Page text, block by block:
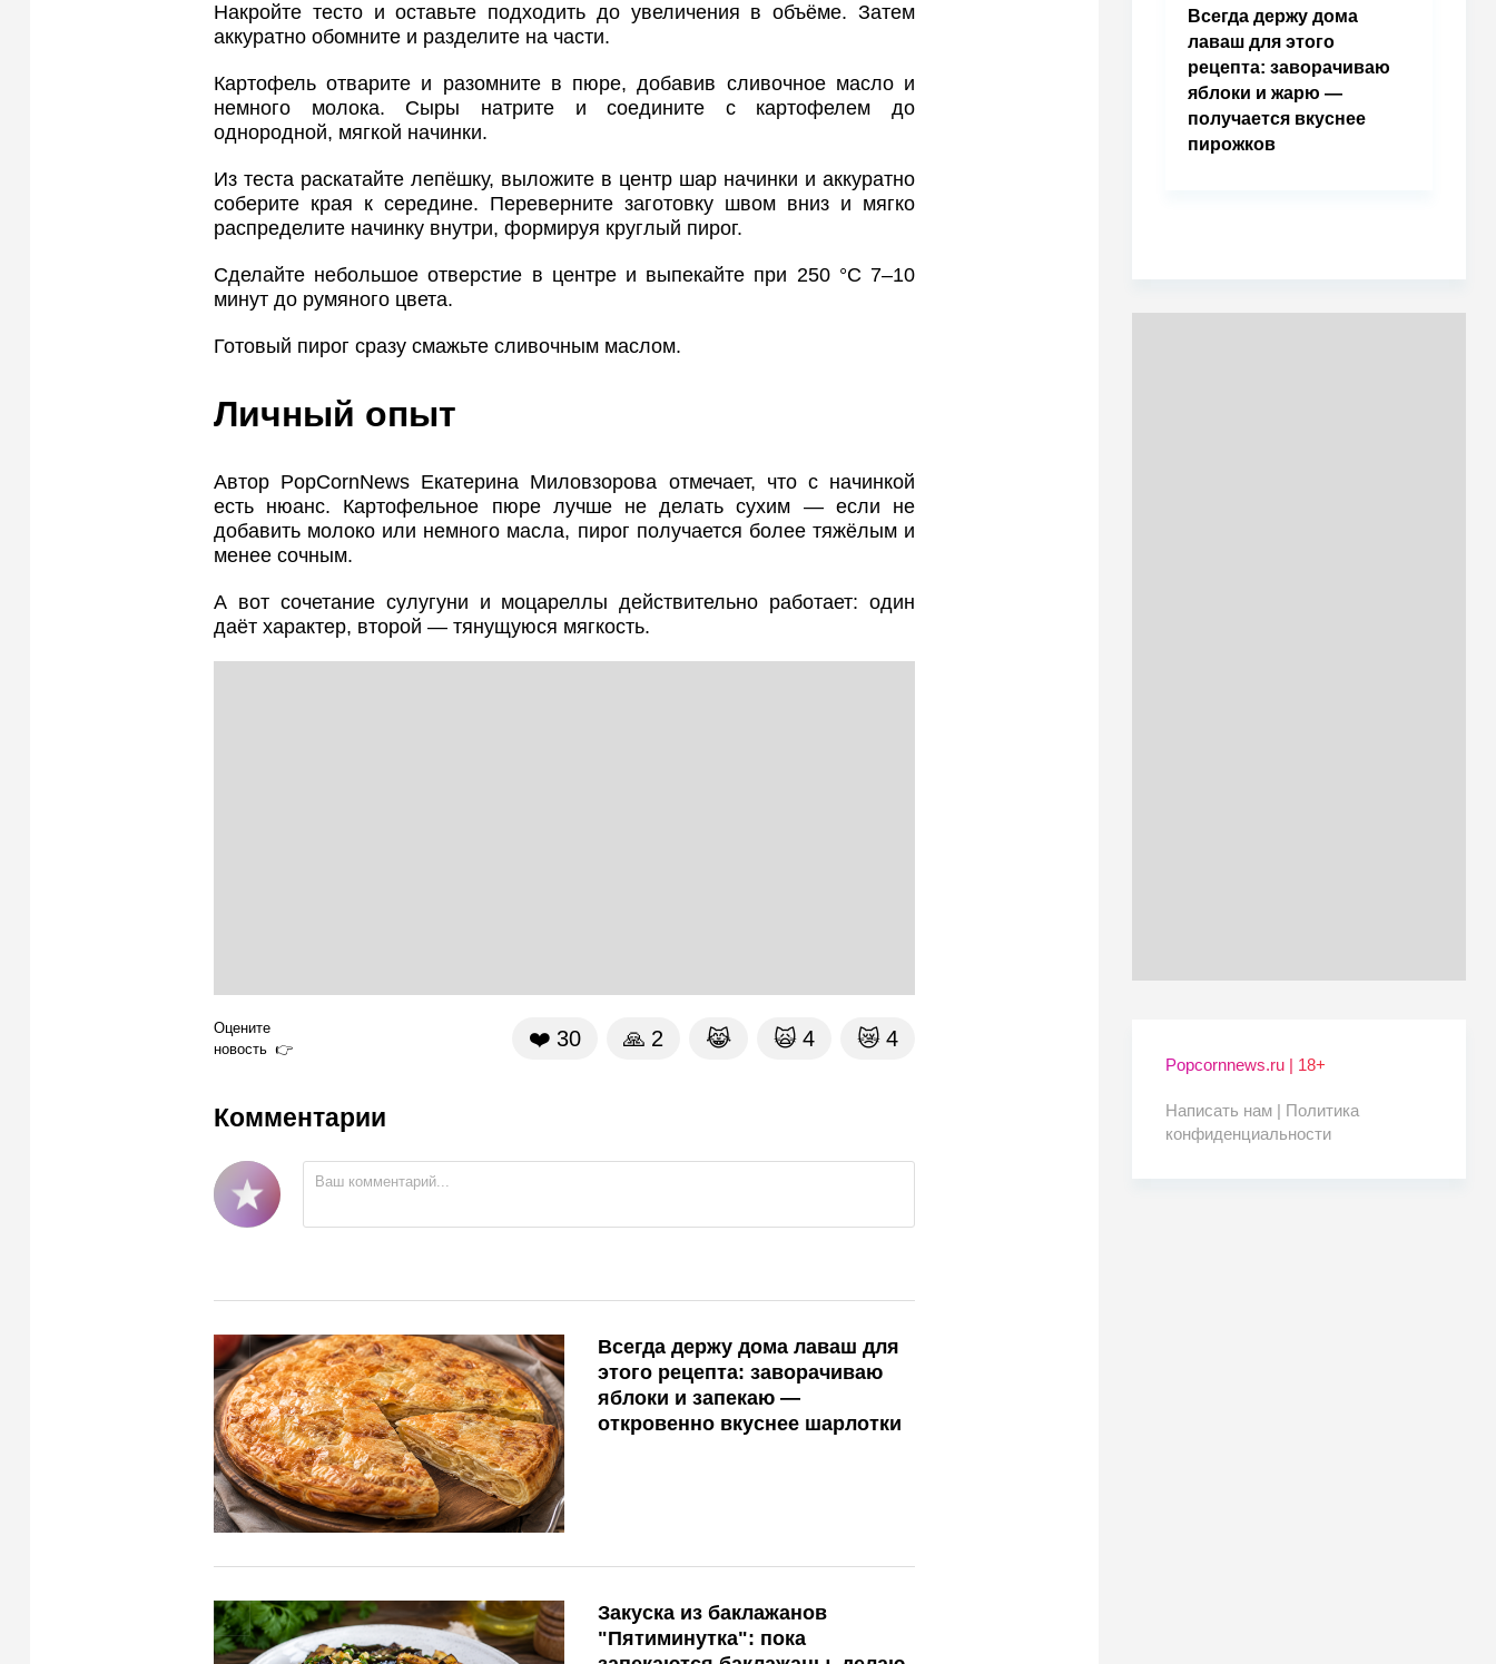
Накройте тесто и оставьте подходить до увеличения в объёме. Затем
аккуратно обомните и разделите на части.
Картофель отварите и разомните в пюре, добавив сливочное масло и
немного молока. Сыры натрите и соедините с картофелем до
однородной, мягкой начинки.
Из теста раскатайте лепёшку, выложите в центр шар начинки и аккуратно
соберите края к середине. Переверните заготовку швом вниз и мягко
распределите начинку внутри, формируя круглый пирог.
Сделайте небольшое отверстие в центре и выпекайте при 250 °C 7–10
минут до румяного цвета.
Готовый пирог сразу смажьте сливочным маслом.
Личный опыт
Автор PopCornNews Екатерина Миловзорова отмечает, что с начинкой
есть нюанс. Картофельное пюре лучше не делать сухим — если не
добавить молоко или немного масла, пирог получается более тяжёлым и
менее сочным.
А вот сочетание сулугуни и моцареллы действительно работает: один
даёт характер, второй — тянущуюся мягкость.
Оцените
новость
❤️ 30 🙏 2 😹 🙀 4 😿 4
Комментарии
Всегда держу дома лаваш для
этого рецепта: заворачиваю
яблоки и запекаю —
откровенно вкуснее шарлотки
Закуска из баклажанов
"Пятиминутка": пока
Всегда держу дома
лаваш для этого
рецепта: заворачиваю
яблоки и жарю —
получается вкуснее
пирожков
Popcornnews.ru | 18+
Написать нам | Политика
конфиденциальности